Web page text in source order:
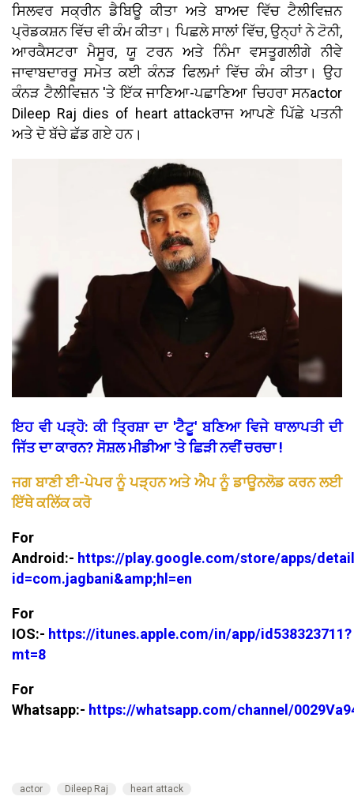
ਸਿਲਵਰ ਸਕ੍ਰੀਨ ਡੈਬਿਊ ਕੀਤਾ ਅਤੇ ਬਾਅਦ ਵਿੱਚ ਟੈਲੀਵਿਜ਼ਨ
ਪ੍ਰੋਡਕਸ਼ਨ ਵਿੱਚ ਵੀ ਕੰਮ ਕੀਤਾ। ਪਿਛਲੇ ਸਾਲਾਂ ਵਿੱਚ, ਉਨ੍ਹਾਂ ਨੇ ਟੋਨੀ,
ਆਰਕੈਸਟਰਾ ਮੈਸੂਰ, ਯੂ ਟਰਨ ਅਤੇ ਨਿੰਮਾ ਵਸਤੂਗਲੀਗੇ ਨੀਵੇ
ਜਾਵਾਬਦਾਰਰੂ ਸਮੇਤ ਕਈ ਕੰਨੜ ਫਿਲਮਾਂ ਵਿੱਚ ਕੰਮ ਕੀਤਾ। ਉਹ
ਕੰਨੜ ਟੈਲੀਵਿਜ਼ਨ 'ਤੇ ਇੱਕ ਜਾਣਿਆ-ਪਛਾਣਿਆ ਚਿਹਰਾ ਸਨactor
Dileep Raj dies of heart attackਰਾਜ ਆਪਣੇ ਪਿੱਛੇ ਪਤਨੀ
ਅਤੇ ਦੋ ਬੱਚੇ ਛੱਡ ਗਏ ਹਨ।
ਇਹ ਵੀ ਪੜ੍ਹੋ: ਕੀ ਤ੍ਰਿਸ਼ਾ ਦਾ 'ਟੈਟੂ' ਬਣਿਆ ਵਿਜੇ ਥਾਲਾਪਤੀ ਦੀ
ਜਿੱਤ ਦਾ ਕਾਰਨ? ਸੋਸ਼ਲ ਮੀਡੀਆ 'ਤੇ ਛਿੜੀ ਨਵੀਂ ਚਰਚਾ !
ਜਗ ਬਾਣੀ ਈ-ਪੇਪਰ ਨੂੰ ਪੜ੍ਹਨ ਅਤੇ ਐਪ ਨੂੰ ਡਾਊਨਲੋਡ ਕਰਨ ਲਈ
ਇੱਥੇ ਕਲਿੱਕ ਕਰੋ
For
Android:- https://play.google.com/store/apps/
id=com.jagbani&amp;hl=en
For
IOS:- https://itunes.apple.com/in/app/id538323711?
mt=8
For
Whatsapp:- https://whatsapp.com/channel/
actor Dileep Raj heart attack